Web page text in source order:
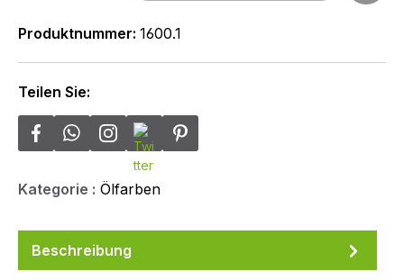
Produktnummer: 1600.1
Teilen Sie:
Kategorie : Ölfarben
Beschreibung